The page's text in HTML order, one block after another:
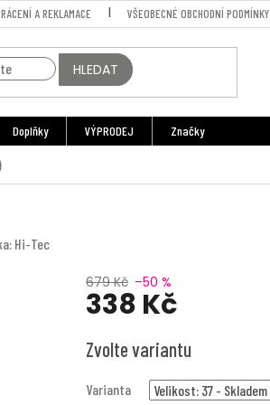
A REKLAMACE VŠEOBECNÉ OBCHODNÍ PODMÍNKY
HLEDAT
Doplňky VÝPRODEJ Značky
Hi-Tec
679 Kč –50 %
338 Kč
cena:
Zvolte variantu
Varianta